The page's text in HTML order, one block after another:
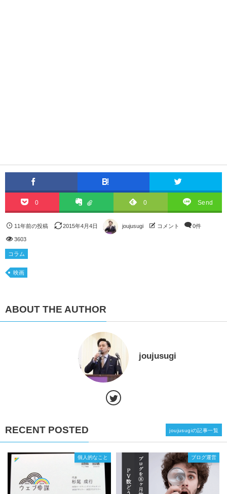
0 0 Send
11年前の投稿 2015年4月4日 joujusugi コメント 0件
3603
コラム
映画
ABOUT THE AUTHOR
joujusugi
RECENT POSTED
個人的なこと ブログ運営
joujusugiの記事一覧